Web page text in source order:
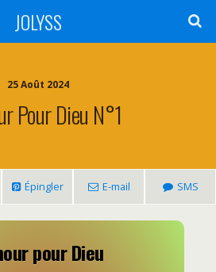
JOLYSS
25 Août 2024
Pour Dieu N°1
Épingler E-mail SMS
pour Dieu